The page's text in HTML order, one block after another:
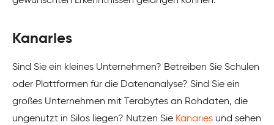
Kanaries
Sind Sie ein kleines Unternehmen? Betreiben Sie Schulen
oder Plattformen für die Datenanalyse? Sind Sie ein
großes Unternehmen mit Terabytes an Rohdaten, die
ungenutzt in Silos liegen? Nutzen Sie Kanaries und sehen